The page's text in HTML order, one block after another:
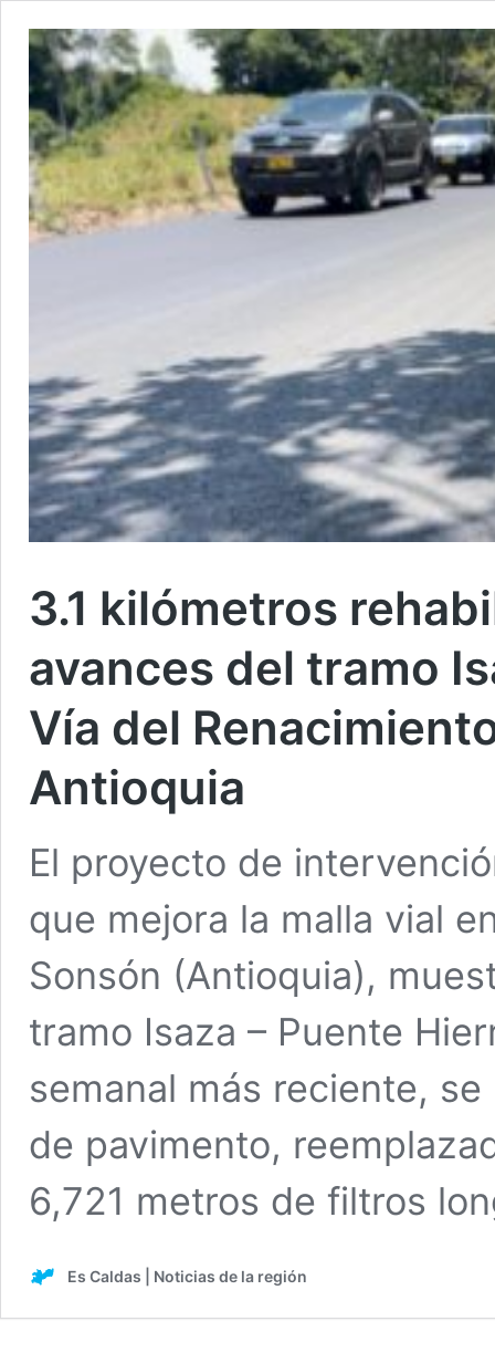
3.1 kilómetros
avances del tramo
Vía del
Antioquia
El proyecto de
que mejora la malla vial
Sonsón (Antioquia),
tramo Isaza – Puente
semanal más reciente,
de pavimento,
6,721 metros de filtros
Es Caldas | Noticias de la región